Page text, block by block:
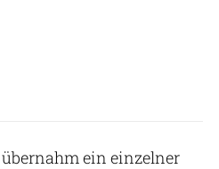
ein einzelner